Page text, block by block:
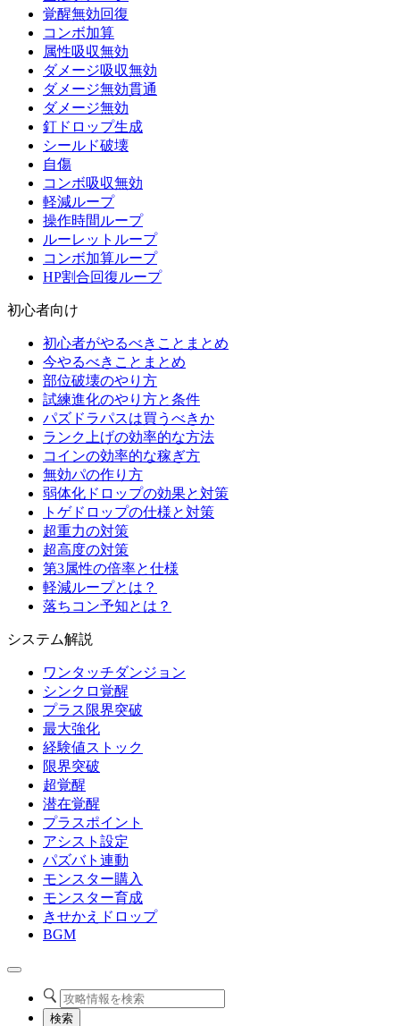
覚醒無効回復
コンボ加算
属性吸収無効
ダメージ吸収無効
ダメージ無効貫通
ダメージ無効
釘ドロップ生成
シールド破壊
自傷
コンボ吸収無効
軽減ループ
操作時間ループ
ルーレットループ
コンボ加算ループ
HP割合回復ループ
初心者向け
初心者がやるべきことまとめ
今やるべきことまとめ
部位破壊のやり方
試練進化のやり方と条件
パズドラパスは買うべきか
ランク上げの効率的な方法
コインの効率的な稼ぎ方
無効パの作り方
弱体化ドロップの効果と対策
トゲドロップの仕様と対策
超重力の対策
超高度の対策
第3属性の倍率と仕様
軽減ループとは？
落ちコン予知とは？
システム解説
ワンタッチダンジョン
シンクロ覚醒
プラス限界突破
最大強化
経験値ストック
限界突破
超覚醒
潜在覚醒
プラスポイント
アシスト設定
パズバト連動
モンスター購入
モンスター育成
きせかえドロップ
BGM
検索